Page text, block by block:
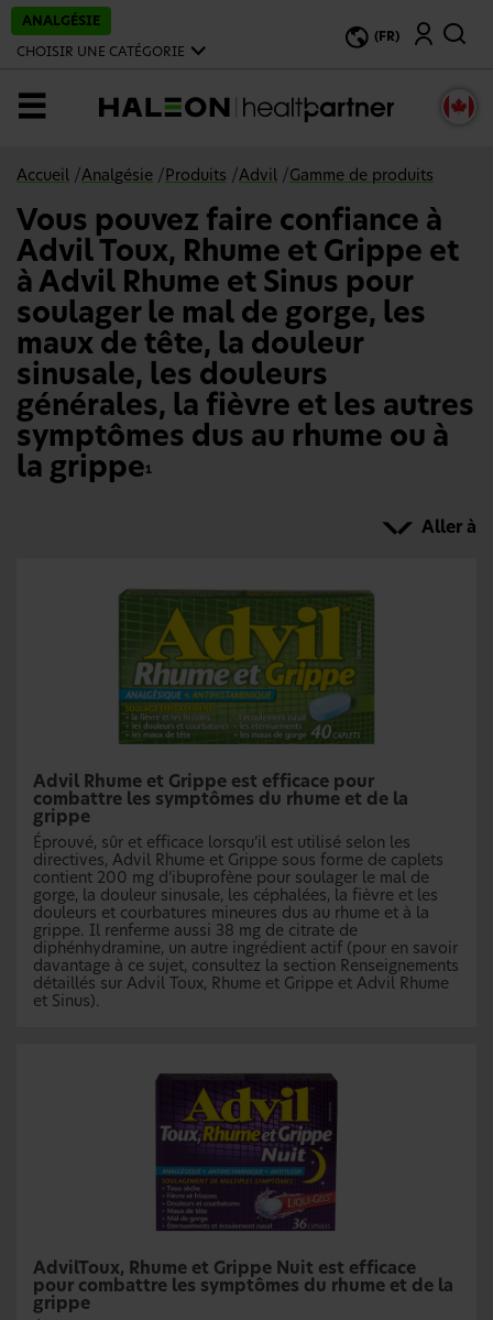
ANALGÉSIE
CHOISIR UNE CATÉGORIE
(FR)
Recherche
MENU
Accueil /Analgésie / Produits /Advil / Gamme de produits
Vous pouvez faire confiance à
Advil Toux, Rhume et Grippe et
à Advil Rhume et Sinus pour
soulager le mal de gorge, les
maux de tête, la douleur
sinusale, les douleurs
générales, la fièvre et les autres
symptômes dus au rhume ou à
la grippe 1
Aller à
Advil Rhume et Grippe est efficace pour
combattre les symptômes du rhume et de la
grippe
Éprouvé, sûr et efficace lorsqu’il est utilisé selon les
directives, Advil Rhume et Grippe sous forme de caplets
contient 200 mg d’ibuprofène pour soulager le mal de
gorge, la douleur sinusale, les céphalées, la fièvre et les
douleurs et courbatures mineures dus au rhume et à la
grippe. Il renferme aussi 38 mg de citrate de
diphénhydramine, un autre ingrédient actif (pour en savoir
davantage à ce sujet, consultez la section Renseignements
détaillés sur Advil Toux, Rhume et Grippe et Advil Rhume
et Sinus).
AdvilToux, Rhume et Grippe Nuit est efficace
pour combattre les symptômes du rhume et de la
grippe